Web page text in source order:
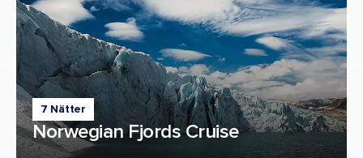
7 Nätter
Norwegian Fjords Cruise